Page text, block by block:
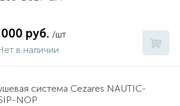
руб. /шт
в наличии
система Cezares NAUTIC-
NOP